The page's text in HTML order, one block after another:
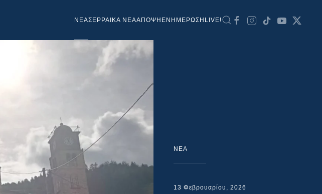
NEAΣΕΡΡΑΙΚΑ ΝΕΑΑΠΟΨΗ ΕΝΗΜΕΡΩΣΗ LIVE!
NEA
13 Φεβρουαρίου, 2026